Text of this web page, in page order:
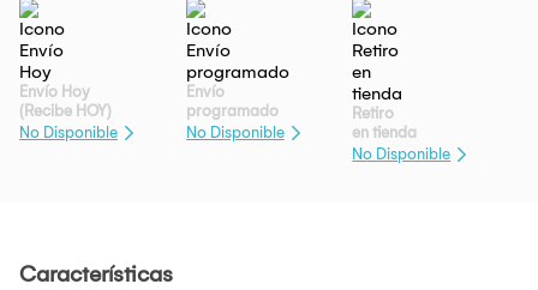
Envío Hoy
(Recibe HOY)
No Disponible
Envío
programado
No Disponible
Retiro
en tienda
No Disponible
Características